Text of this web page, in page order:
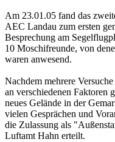
Am 23.01.05 fand das
AEC Landau zum ersten
Besprechung am
10 Moschifreunde, von
waren anwesend.
Nachdem mehrere
an verschiedenen Faktoren
neues Gelände in der
vielen Gesprächen und
die Zulassung als
Luftamt Hahn erteilt.